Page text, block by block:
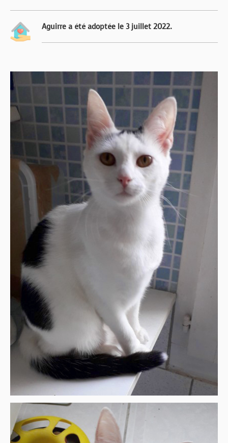
Aguirre a été adoptée le 3 juillet 2022.